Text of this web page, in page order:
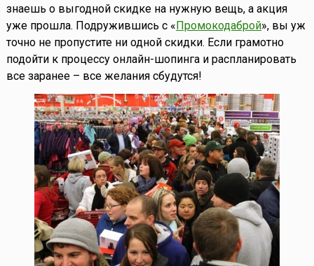
знаешь о выгодной скидке на нужную вещь, а акция
уже прошла. Подружившись с « Промокодаброй», вы уж
точно не пропустите ни одной скидки. Если грамотно
подойти к процессу онлайн-шопинга и распланировать
все заранее – все желания сбудутся!